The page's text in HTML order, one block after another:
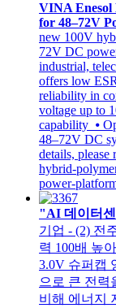
VINA Enesol
for 48–72V
new 100V
72V DC
industrial,
offers low
reliability in
voltage up to
capability ⦁
48–72V DC
details, please
hybrid-
power-
"AI 데이터센
기업 - (2) 전
력 100배 높
3.0V 슈퍼캡
으로 큰 전력
비해 에너지